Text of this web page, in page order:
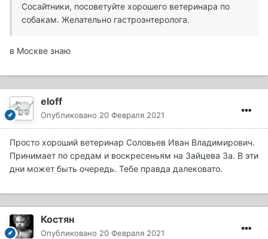
Сосайтники, посоветуйте хорошего ветеринара по
собакам. Желательно гастроэнтеролога.
в Москве знаю
eloff
Опубликовано 20 Февраля 2021
Просто хороший ветеринар Соловьев Иван Владимирович.
Принимает по средам и воскресеньям на Зайцева 3а. В эти
дни может быть очередь. Тебе правда далековато.
Костян
Опубликовано 20 Февраля 2021